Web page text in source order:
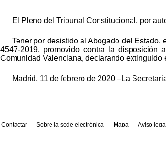
El Pleno del Tribunal Constitucional, por
Tener por desistido al Abogado del
4547-2019, promovido contra la disposición
Comunidad Valenciana, declarando extinguido
Madrid, 11 de febrero de 2020.–La
Contactar Sobre la sede electrónica Mapa Aviso legal